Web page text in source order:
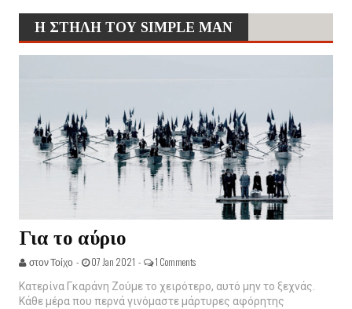
Η ΣΤΗΛΗ ΤΟΥ SIMPLE MAN
Για το αύριο
στον Τοίχο - 07 Jan 2021 - 1 Comments
Κατερίνα Γκαράνη Ζούμε το χειρότερο, αυτό μην το ξεχνάς.
Κάθε μέρα που περνά γινόμαστε μάρτυρες αφόρητης